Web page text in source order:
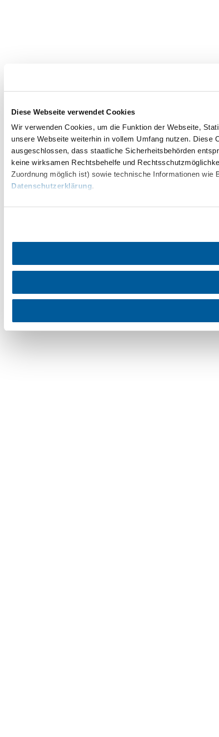
Diese Webseite verwendet Cookies
Wir verwenden Cookies, um die Funktion der Webseite,
unsere Webseite weiterhin in vollem Umfang nutzen.
ausgeschlossen, dass staatliche Sicherheitsbehörden
keine wirksamen Rechtsbehelfe und
Zuordnung möglich ist) sowie technische Informationen wie
Datenschutzerklärung.